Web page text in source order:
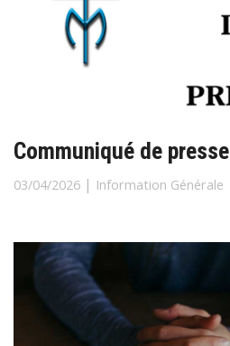
Communiqué de presse
03/04/2026 | Information Générale